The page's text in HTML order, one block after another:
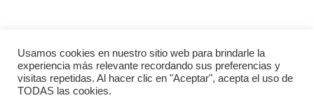
Usamos cookies en nuestro sitio web para brindarle la
experiencia más relevante recordando sus preferencias y
visitas repetidas. Al hacer clic en "Aceptar", acepta el uso de
TODAS las cookies.